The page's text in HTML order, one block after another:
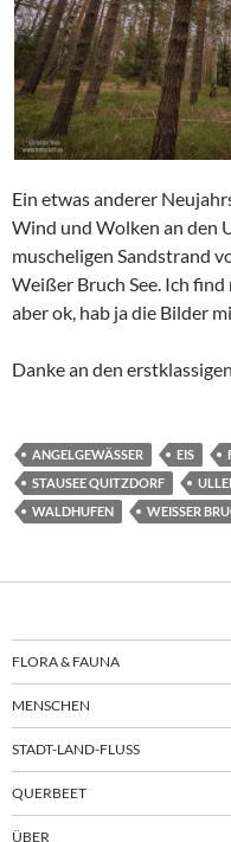
Ein etwas anderer
Wind und Wolken an den
muscheligen Sandstrand
Weißer Bruch See. Ich
aber ok, hab ja die Bilder
Danke an den
ANGELGEWÄSSER EIS
STAUSEE QUITZDORF
WALDHUFEN
WEISSER
FLORA & FAUNA
MENSCHEN
STADT-LAND-FLUSS
QUERBEET
ÜBER